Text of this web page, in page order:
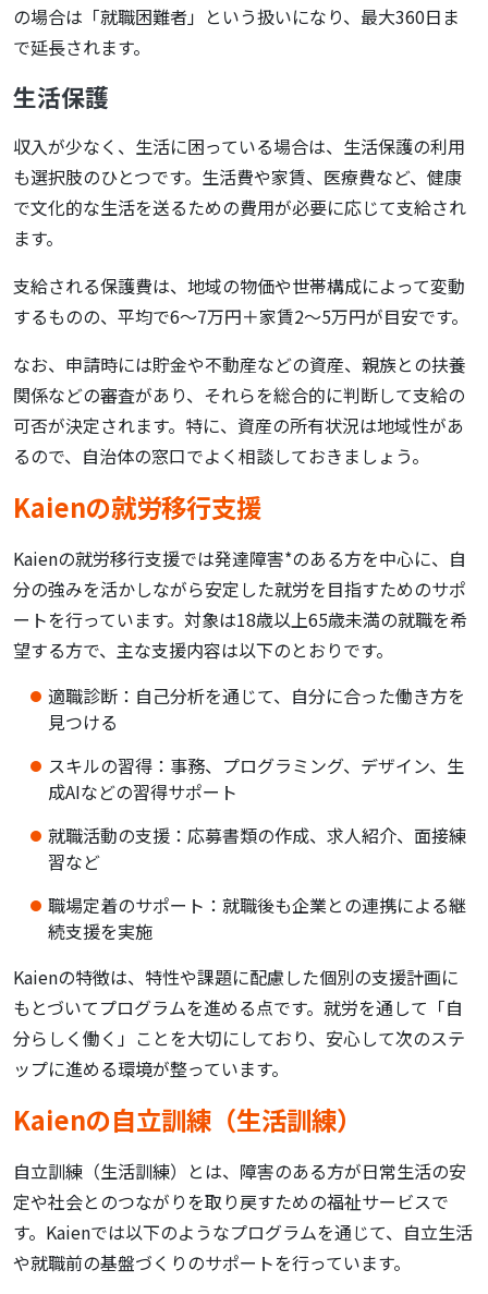
の場合は「就職困難者」という扱いになり、最大360日ま
で延長されます。
生活保護
収入が少なく、生活に困っている場合は、生活保護の利用
も選択肢のひとつです。生活費や家賃、医療費など、健康
で文化的な生活を送るための費用が必要に応じて支給され
ます。
支給される保護費は、地域の物価や世帯構成によって変動
するものの、平均で6〜7万円＋家賃2〜5万円が目安です。
なお、申請時には貯金や不動産などの資産、親族との扶養
関係などの審査があり、それらを総合的に判断して支給の
可否が決定されます。特に、資産の所有状況は地域性があ
るので、自治体の窓口でよく相談しておきましょう。
Kaienの就労移行支援
Kaienの就労移行支援では発達障害*のある方を中心に、自
分の強みを活かしながら安定した就労を目指すためのサポ
ートを行っています。対象は18歳以上65歳未満の就職を希
望する方で、主な支援内容は以下のとおりです。
適職診断：自己分析を通じて、自分に合った働き方を
見つける
スキルの習得：事務、プログラミング、デザイン、生
成AIなどの習得サポート
就職活動の支援：応募書類の作成、求人紹介、面接練
習など
職場定着のサポート：就職後も企業との連携による継
続支援を実施
Kaienの特徴は、特性や課題に配慮した個別の支援計画に
もとづいてプログラムを進める点です。就労を通して「自
分らしく働く」ことを大切にしており、安心して次のステ
ップに進める環境が整っています。
Kaienの自立訓練（生活訓練）
自立訓練（生活訓練）とは、障害のある方が日常生活の安
定や社会とのつながりを取り戻すための福祉サービスで
す。Kaienでは以下のようなプログラムを通じて、自立生活
や就職前の基盤づくりのサポートを行っています。